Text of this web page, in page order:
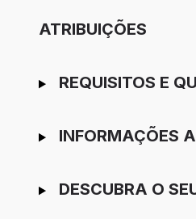
ATRIBUIÇÕES
REQUISITOS E
INFORMAÇÕES
DESCUBRA O